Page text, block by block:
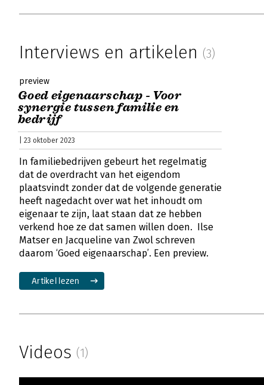
Interviews en artikelen (3)
preview
Goed eigenaarschap - Voor
synergie tussen familie en
bedrijf
| 23 oktober 2023
In familiebedrijven gebeurt het regelmatig
dat de overdracht van het eigendom
plaatsvindt zonder dat de volgende generatie
heeft nagedacht over wat het inhoudt om
eigenaar te zijn, laat staan dat ze hebben
verkend hoe ze dat samen willen doen. Ilse
Matser en Jacqueline van Zwol schreven
daarom ‘Goed eigenaarschap’. Een preview.
Artikel lezen
Videos (1)